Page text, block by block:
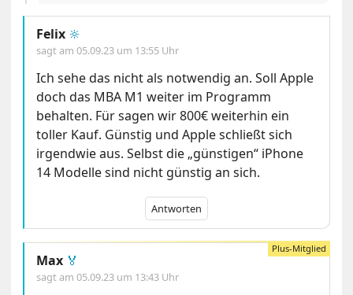
Felix 🔆
sagt am05.09.23 um 13:55 Uhr
Ich sehe das nicht als notwendig an. Soll Apple
doch das MBA M1 weiter im Programm
behalten. Für sagen wir 800€ weiterhin ein
toller Kauf. Günstig und Apple schließt sich
irgendwie aus. Selbst die „günstigen“ iPhone
14 Modelle sind nicht günstig an sich.
Antworten
Max 🏅
sagt am05.09.23 um 13:43 Uhr